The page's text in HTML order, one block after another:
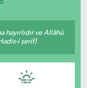
hayırlıdır ve Allâhü
i şerif)